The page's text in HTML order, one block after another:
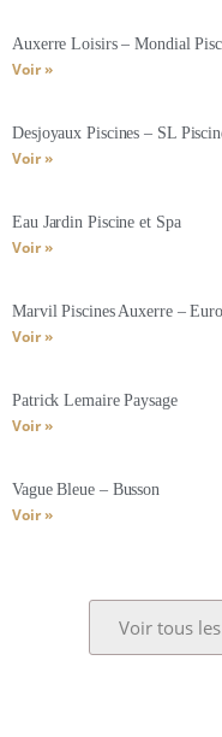
Auxerre Loisirs – Mondial
Voir »
Desjoyaux Piscines – SL
Voir »
Eau Jardin Piscine et Spa
Voir »
Marvil Piscines Auxerre –
Voir »
Patrick Lemaire Paysage
Voir »
Vague Bleue – Busson
Voir »
Voir tous